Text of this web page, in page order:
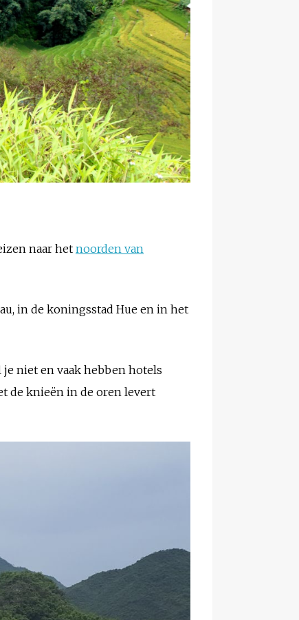
naar het noorden van
in de koningsstad Hue en in het
niet en vaak hebben hotels
de knieën in de oren levert